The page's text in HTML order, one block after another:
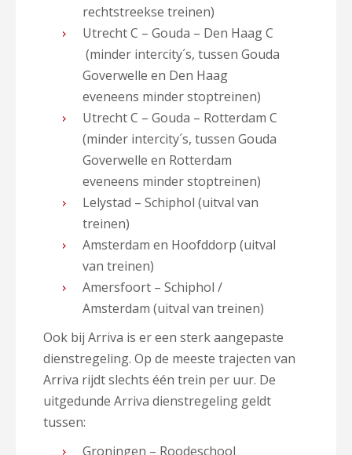
rechtstreekse treinen)
Utrecht C – Gouda – Den Haag C
(minder intercity´s, tussen Gouda
Goverwelle en Den Haag
eveneens minder stoptreinen)
Utrecht C – Gouda – Rotterdam C
(minder intercity´s, tussen Gouda
Goverwelle en Rotterdam
eveneens minder stoptreinen)
Lelystad – Schiphol (uitval van
treinen)
Amsterdam en Hoofddorp (uitval
van treinen)
Amersfoort – Schiphol /
Amsterdam (uitval van treinen)
Ook bij Arriva is er een sterk aangepaste
dienstregeling. Op de meeste trajecten van
Arriva rijdt slechts één trein per uur. De
uitgedunde Arriva dienstregeling geldt
tussen:
Groningen – Roodeschool